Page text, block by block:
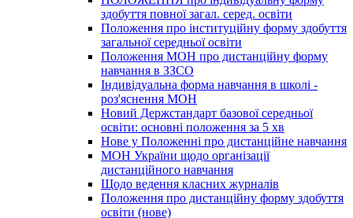
здобуття повної загал. серед. освіти
Положення про інституційну форму здобуття
загальної середньої освіти
Положення МОН про дистанційну форму
навчання в ЗЗСО
Індивідуальна форма навчання в школі -
роз'яснення МОН
Новий Держстандарт базової середньої
освіти: основні положення за 5 хв
Нове у Положенні про дистанційне навчання
МОН України щодо організації
дистанційного навчання
Щодо ведення класних журналів
Положення про дистанційну форму здобуття
освіти (нове)